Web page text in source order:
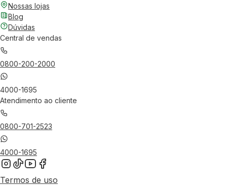
Nossas lojas
Blog
Dúvidas
Central de vendas
0800-200-2000
4000-1695
Atendimento ao cliente
0800-701-2523
4000-1695
Termos de uso